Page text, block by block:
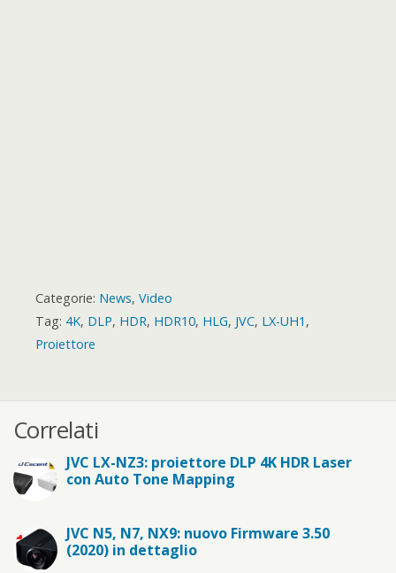
Categorie: News, Video
Tag: 4K, DLP, HDR, HDR10, HLG, JVC, LX-UH1 ,
Proiettore
Correlati
JVC LX-NZ3: proiettore DLP 4K HDR Laser
con Auto Tone Mapping
JVC N5, N7, NX9: nuovo Firmware 3.50
(2020) in dettaglio